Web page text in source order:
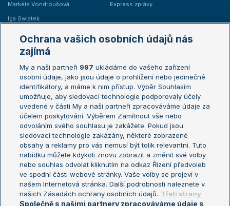
Markéta Vondroušová
Iga Swiatek
Express zprávy
Žebříčky
Žebříček ATP (muži)
Žebříček WTA (ženy)
Sázkařský žebříček
Australian Open
French Open
Wimbledon
US Open
Turnaj mistrů
Turnaj mistryň
Aktualní trendy
Fotbalové přestupy
Livesport Daily
LS Prague Open
Ochrana vašich osobních údajů nás
zajímá
My a naši partneři 997 ukládáme do vašeho zařízení
osobní údaje, jako jsou údaje o prohlížení nebo jedinečné
identifikátory, a máme k nim přístup. Výběr Souhlasím
umožňuje, aby sledovací technologie podporovaly účely
uvedené v části My a naši partneři zpracováváme údaje za
účelem poskytování. Výběrem Zamítnout vše nebo
odvoláním svého souhlasu je zakážete. Pokud jsou
sledovací technologie zakázány, některé zobrazené
obsahy a reklamy pro vás nemusí být tolik relevantní. Tuto
nabídku můžete kdykoli znovu zobrazit a změnit své volby
nebo souhlas odvolat kliknutím na odkaz Řízení předvoleb
ve spodní části webové stránky. Vaše volby se projeví v
našem Internetová stránka. Další podrobnosti naleznete v
našich Zásadách ochrany osobních údajů. Třetí strany
Společně s našimi partnery zpracováváme údaje s